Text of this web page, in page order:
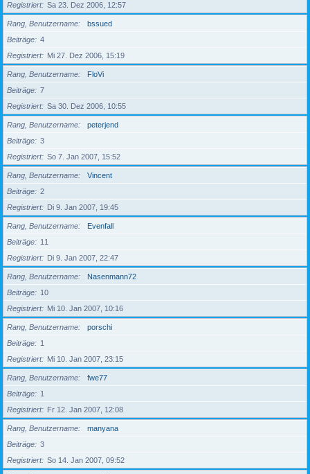
Registriert
Sa 23. Dez 2006, 12:57
Rang, Benutzername
bssued
Beiträge
4
Registriert
Mi 27. Dez 2006, 15:19
Rang, Benutzername
FloVi
Beiträge
7
Registriert
Sa 30. Dez 2006, 10:55
Rang, Benutzername
peterjend
Beiträge
3
Registriert
So 7. Jan 2007, 15:52
Rang, Benutzername
Vincent
Beiträge
2
Registriert
Di 9. Jan 2007, 19:45
Rang, Benutzername
Evenfall
Beiträge
11
Registriert
Di 9. Jan 2007, 22:47
Rang, Benutzername
Nasenmann72
Beiträge
10
Registriert
Mi 10. Jan 2007, 10:16
Rang, Benutzername
porschi
Beiträge
1
Registriert
Mi 10. Jan 2007, 23:15
Rang, Benutzername
fwe77
Beiträge
1
Registriert
Fr 12. Jan 2007, 12:08
Rang, Benutzername
manyana
Beiträge
3
Registriert
So 14. Jan 2007, 09:52